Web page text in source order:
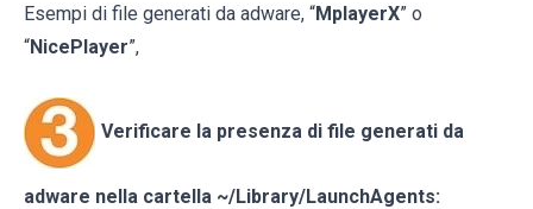
Esempi di file generati da adware, “MplayerX” o
“NicePlayer”,
Verificare la presenza di file generati da
adware nella cartella ~/Library/LaunchAgents: